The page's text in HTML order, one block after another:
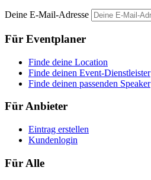
Deine E-Mail-Adresse
Für Eventplaner
Finde deine Location
Finde deinen Event-Dienstleister
Finde deinen passenden Speaker
Für Anbieter
Eintrag erstellen
Kundenlogin
Für Alle